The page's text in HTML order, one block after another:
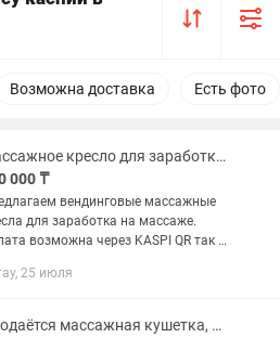
Возможна доставка Есть фото
Массажное кресло для заработка . KASPI QR, наличные
000 ₸
вендинговые массажные
для заработка на массаже.
возможна через KASPI QR так и
массажа по желанию.
25 июля
Продаётся массажная кушетка, б/у